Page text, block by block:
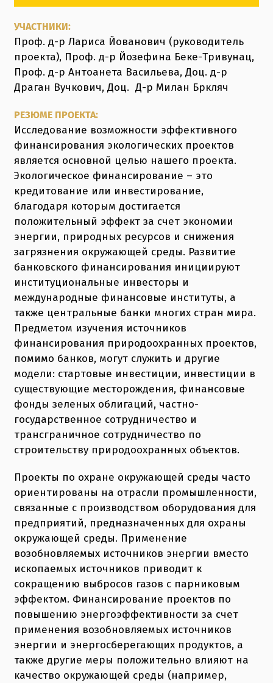
УЧАСТНИКИ:
Проф. д-р Лариса Йованович (руководитель
проекта), Проф. д-р Йозефина Беке-Тривунац,
Проф. д-р Антоанета Васильева, Доц. д-р
Драган Вучкович, Доц. Д-р Милан Бркляч
РЕЗЮМЕ ПРОЕКТА:
Исследование возможности эффективного
финансирования экологических проектов
является основной целью нашего проекта.
Экологическое финансирование – это
кредитование или инвестирование,
благодаря которым достигается
положительный эффект за счет экономии
энергии, природных ресурсов и снижения
загрязнения окружающей среды. Развитие
банковского финансирования инициируют
институциональные инвесторы и
международные финансовые институты, а
также центральные банки многих стран мира.
Предметом изучения источников
финансирования природоохранных проектов,
помимо банков, могут служить и другие
модели: стартовые инвестиции, инвестиции в
существующие месторождения, финансовые
фонды зеленых облигаций, частно-
государственное сотрудничество и
трансграничное сотрудничество по
строительству природоохранных объектов.
Проекты по охране окружающей среды часто
ориентированы на отрасли промышленности,
связанные с производством оборудования для
предприятий, предназначенных для охраны
окружающей среды. Применение
возобновляемых источников энергии вместо
ископаемых источников приводит к
сокращению выбросов газов с парниковым
эффектом. Финансирование проектов по
повышению энергоэффективности за счет
применения возобновляемых источников
энергии и энергосберегающих продуктов, а
также другие меры положительно влияют на
качество окружающей среды (например,